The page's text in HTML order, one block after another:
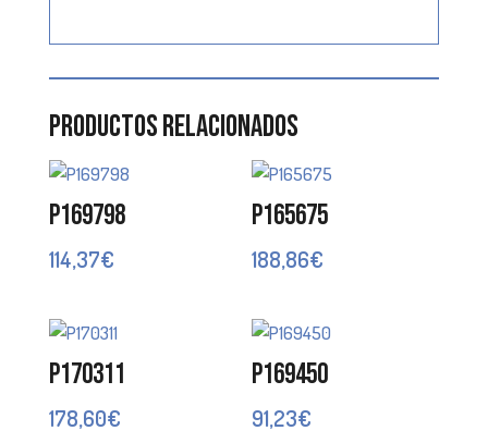
Productos relacionados
P169798
114,37€
P165675
188,86€
P170311
178,60€
P169450
91,23€